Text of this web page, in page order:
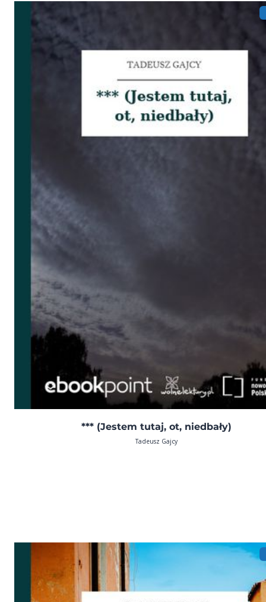
*** (Jestem tutaj, ot, niedbały)
Tadeusz Gajcy